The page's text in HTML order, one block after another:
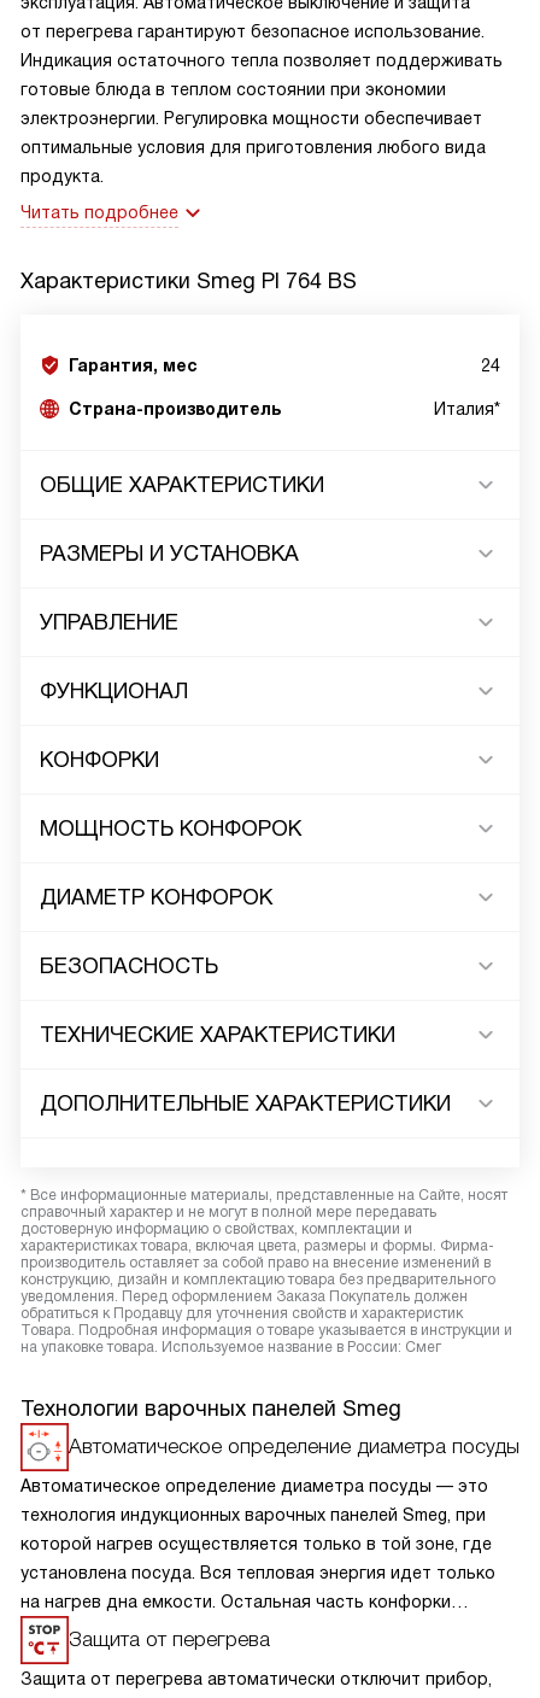
от перегрева гарантируют безопасное использование.
Индикация остаточного тепла позволяет поддерживать
готовые блюда в теплом состоянии при экономии
электроэнергии. Регулировка мощности обеспечивает
оптимальные условия для приготовления любого вида
продукта.
Читать подробнее
Характеристики Smeg PI 764 BS
Гарантия, мес 24
Страна-производитель Италия*
ОБЩИЕ ХАРАКТЕРИСТИКИ
РАЗМЕРЫ И УСТАНОВКА
УПРАВЛЕНИЕ
ФУНКЦИОНАЛ
КОНФОРКИ
МОЩНОСТЬ КОНФОРОК
ДИАМЕТР КОНФОРОК
БЕЗОПАСНОСТЬ
ТЕХНИЧЕСКИЕ ХАРАКТЕРИСТИКИ
ДОПОЛНИТЕЛЬНЫЕ ХАРАКТЕРИСТИКИ
* Все информационные материалы, представленные на Сайте, носят
справочный характер и не могут в полной мере передавать
достоверную информацию о свойствах, комплектации и
характеристиках товара, включая цвета, размеры и формы. Фирма-
производитель оставляет за собой право на внесение изменений в
конструкцию, дизайн и комплектацию товара без предварительного
уведомления. Перед оформлением Заказа Покупатель должен
обратиться к Продавцу для уточнения свойств и характеристик
Товара. Подробная информация о товаре указывается в инструкции и
на упаковке товара. Используемое название в России: Смег
Технологии варочных панелей Smeg
Автоматическое определение диаметра посуды
Автоматическое определение диаметра посуды — это
технология индукционных варочных панелей Smeg, при
которой нагрев осуществляется только в той зоне, где
установлена посуда. Вся тепловая энергия идет только
на нагрев дна емкости. Остальная часть конфорки
остается холодной, как только вы убираете посуду,
конфорка отключается.
Защита от перегрева
Защита от перегрева автоматически отключит прибор,